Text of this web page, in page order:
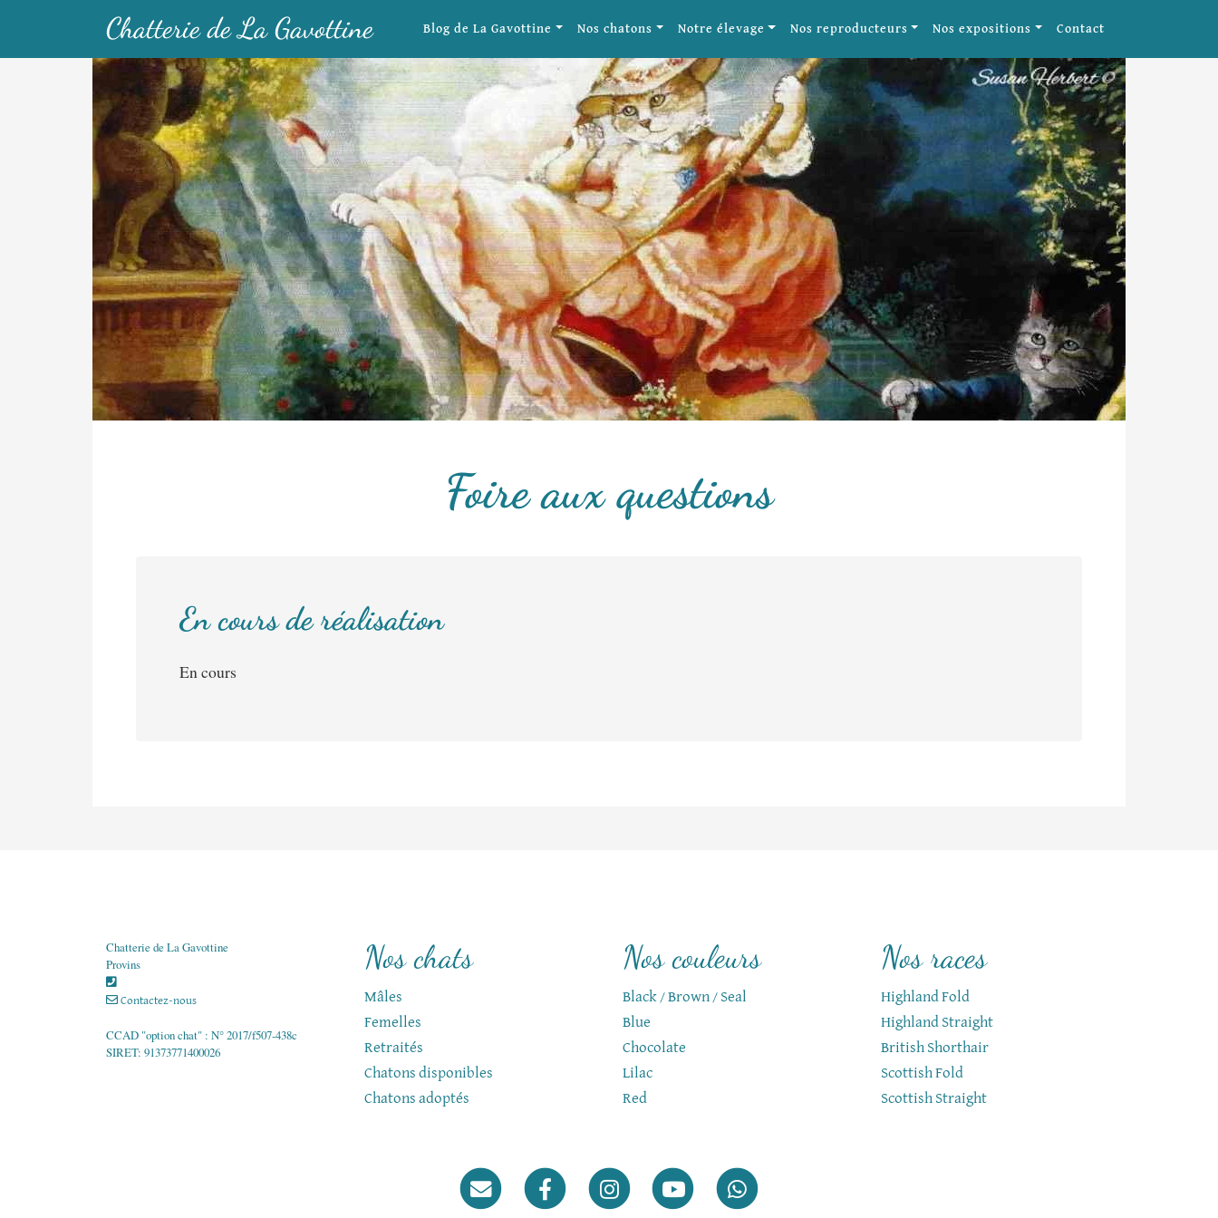
Chatterie de La Gavottine Blog de La Gavottine Nos chatons Notre élevage Nos reproducteurs Nos expositions Contact
Foire aux questions
En cours de réalisation
En cours
Chatterie de La Gavottine
Provins
Contactez-nous
CCAD "option chat" : N° 2017/f507-438c
SIRET: 91373771400026
Nos chats
Mâles
Femelles
Retraités
Chatons disponibles
Chatons adoptés
Nos couleurs
Black / Brown / Seal
Blue
Chocolate
Lilac
Red
Nos races
Highland Fold
Highland Straight
British Shorthair
Scottish Fold
Scottish Straight